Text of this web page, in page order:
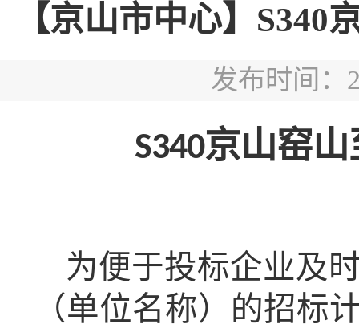
【京山市中心】
发布时间：
S340京山窑
为便于投标企业及
（单位名称） 的招标